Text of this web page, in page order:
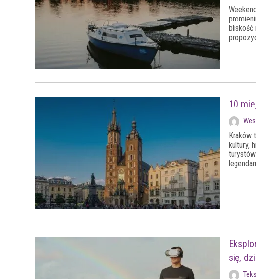
bliskość
10
Kraków
kultury,
się,